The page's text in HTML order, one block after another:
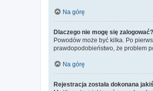
Na górę
Dlaczego nie mogę się zalogować?
Powodów może być kilka. Po
prawdopodobieństwo, że problem
Na górę
Rejestracja została dokonana